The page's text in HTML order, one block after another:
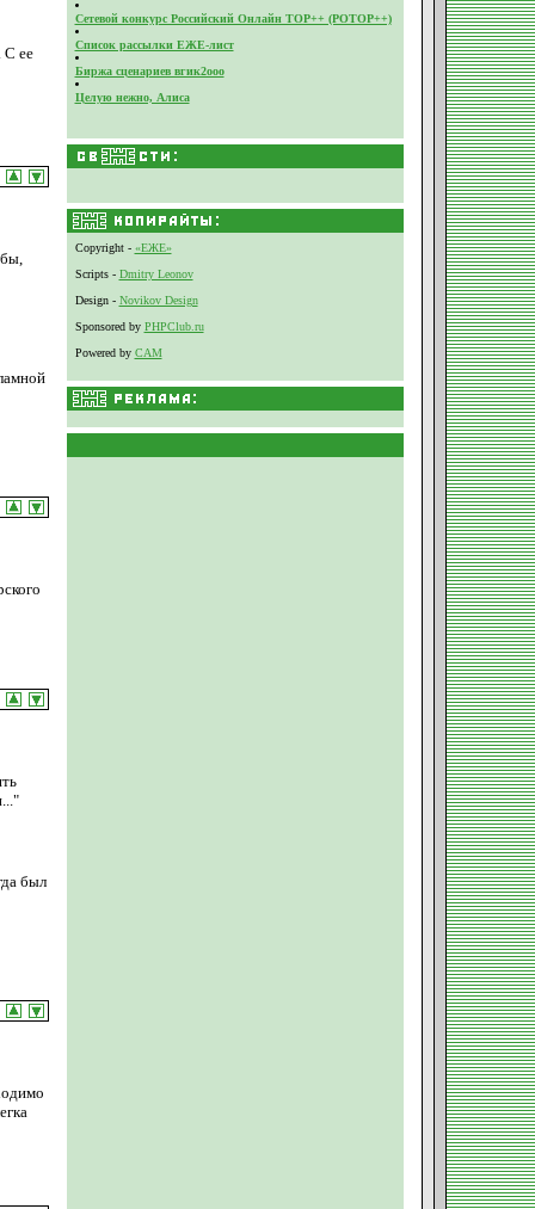
С ее
был
Сетевой конкурс Российский Онлайн ТОР++ (РОТОР++)
Список рассылки ЕЖЕ-лист
Биржа сценариев вгик2ооо
Целую нежно, Алиса
Copyright - «ЕЖЕ»
Scripts - Dmitry Leonov
Design - Novikov Design
Sponsored by PHPClub.ru
Powered by CAM